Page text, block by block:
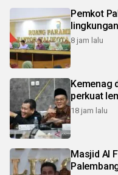
Pemkot
8 jam lalu
Kemenag
perkuat
18 jam lalu
Masjid Al